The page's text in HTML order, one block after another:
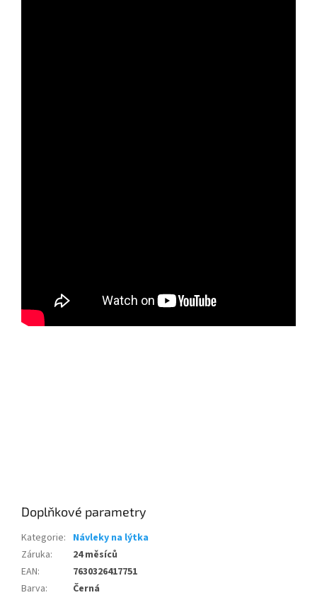
Doplňkové parametry
Kategorie: Návleky na lýtka
Záruka:
24 měsíců
EAN:
7630326417751
Barva: Černá